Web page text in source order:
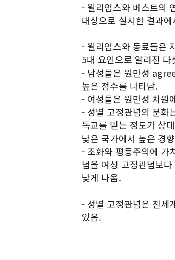
- 윌리엄스와 베스트의
대상으로 실시한 결과
- 윌리엄스와 동료들은
5대 요인으로 알려진
- 남성들은 원만성
높은 점수를 나타남.
- 여성들은 원만성 차원
- 성별 고정관념의 분화
독교를 믿는 정도가 상
낮은 국가에서 높은 경
- 조화와 평등주의에 가
념을 여성 고정관념보
낮게 나옴.
- 성별 고정관념은 전세
있음.